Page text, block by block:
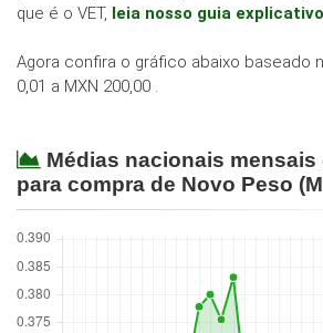
que é o VET, leia nosso guia explicativo
Agora confira o gráfico abaixo baseado
0,01 a MXN 200,00 .
Médias nacionais mensais
para compra de Novo Peso